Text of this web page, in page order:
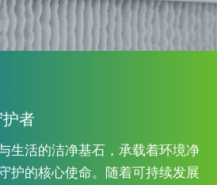
者
生活的洁净基石，承载着环境净
护的核心使命。随着可持续发展